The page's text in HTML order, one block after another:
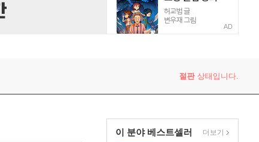
AD
절판상태입니다.
이 분야 베스트셀러 더보기